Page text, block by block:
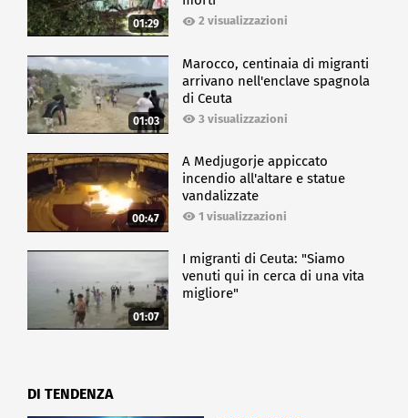
01:29 2 visualizzazioni
01:03
Marocco, centinaia di migranti
arrivano nell'enclave spagnola
di Ceuta
3 visualizzazioni
00:47
A Medjugorje appiccato
incendio all'altare e statue
vandalizzate
1 visualizzazioni
01:07
I migranti di Ceuta: "Siamo
venuti qui in cerca di una vita
migliore"
DI TENDENZA